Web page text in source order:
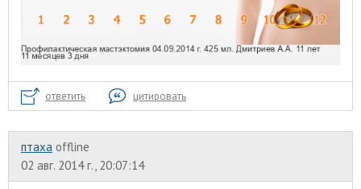
ответить цитировать
птаха offline
02 авг. 2014 г., 20:07:14